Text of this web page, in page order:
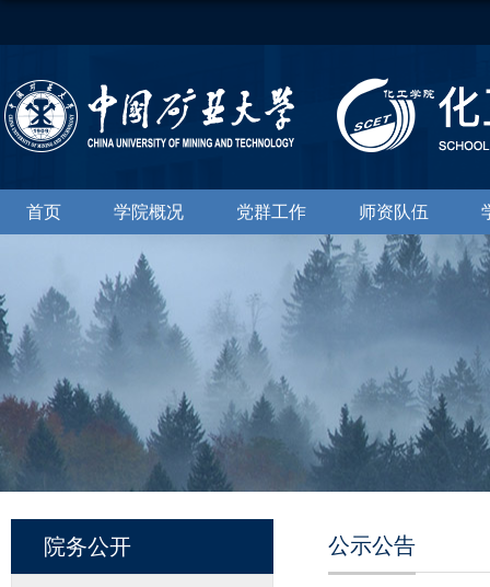
首页 学院概况 党群工作 师资队伍
院务公开 公示公告